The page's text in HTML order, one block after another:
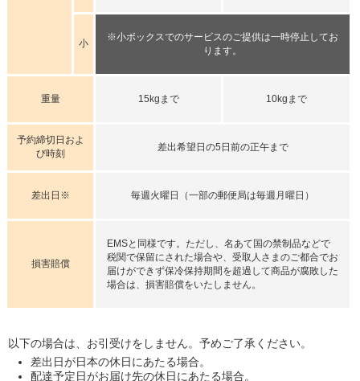
小
※小ボックスでのサービスのご提供は一時停止してお
ります。
重量 15kgまで 10kgまで
予約締切日およ
び時刻
差出希望日の5日前の正午まで
差出日※ 毎週火曜日（一部の郵便局は毎週月曜日）
損害賠償
EMSと同様です。ただし、名あて国の禁制品などで
税関で保留にされた場合や、受取人さまのご都合でお
届けができず保冷保持期間を超過して商品が腐敗した
場合は、損害賠償をいたしません。
以下の場合は、お引受けをしません。予めご了承ください。
差出日が日本の休日にあたる場合。
配達予定日がお届け先の休日にあたる場合。